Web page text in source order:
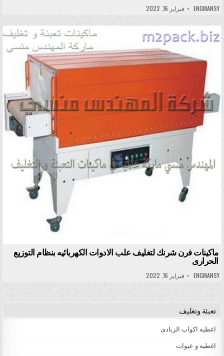
ENGMANSY فبراير 16, 2022
Posted in
ماكينات فرن شرنك لتغليف علب الادوات الكهربائيه بنظام التوزيع
الحرارى
ENGMANSY فبراير 16, 2022
تعبئة وتغليف
اغطيه اكواب الزبادى
اغطيه و عبوات